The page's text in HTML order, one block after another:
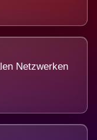
Netzwerken